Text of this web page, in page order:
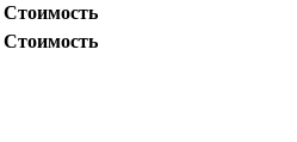
Стоимость
Стоимость